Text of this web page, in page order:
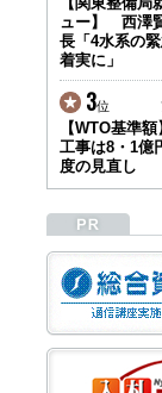
ます。
下記の期間に
て、弊社休業
更新を停止さ
きます。
【期間】５月
５月１０日(日)
上記の期間、
がされません
い申し上げま
から通常通り
ます。
2025/12/22
●年末年始に
新停止のお知
ュー】 西澤
長「4水系の
着実に」
3位
【WTO基準
工事は8・1億
度の見直し